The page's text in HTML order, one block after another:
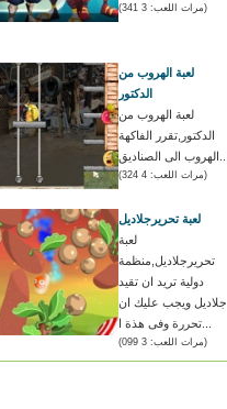
(مرات اللعب: 3 341)
لعبة الهروب من
الدكتور
لعبة الهروب من
الدكتور,تقرر الفاكهة
(مرات اللعب: 4 324)
لعبة تحريرجلاديل
لعبة
تحريرجلاديل,منظمة
دولية تريد ان تقيد
جلاديل ويجب عليك ان
(مرات اللعب: 3 099)